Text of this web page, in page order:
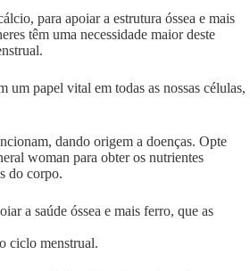
para apoiar a estrutura óssea e mais
têm uma necessidade maior deste
um papel vital em todas as nossas células,
dando origem a doenças. Opte
woman para obter os nutrientes
do corpo.
a saúde óssea e mais ferro, que as
ciclo menstrual.